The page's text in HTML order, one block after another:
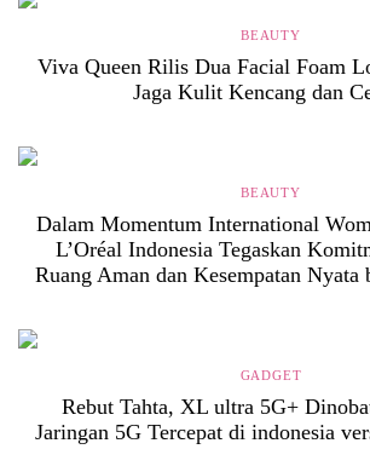
BEAUTY
Viva Queen Rilis Dua Facial Foam
Jaga Kulit Kencang dan
BEAUTY
Dalam Momentum International
L’Oréal Indonesia Tegaskan
Ruang Aman dan Kesempatan Nyata
GADGET
Rebut Tahta, XL ultra 5G+
Jaringan 5G Tercepat di indonesia